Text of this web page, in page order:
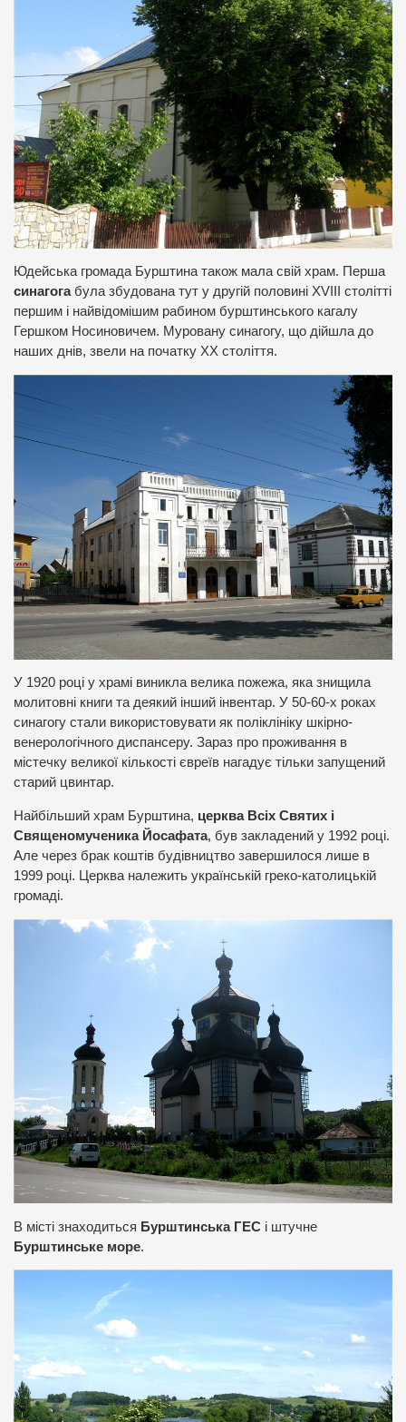
Юдейська громада Бурштина також мала свій храм. Перша
синагога була збудована тут у другій половині XVIII столітті
першим і найвідомішим рабином бурштинського кагалу
Гершком Носиновичем. Муровану синагогу, що дійшла до
наших днів, звели на початку ХХ століття.
У 1920 році у храмі виникла велика пожежа, яка знищила
молитовні книги та деякий інший інвентар. У 50-60-х роках
синагогу стали використовувати як поліклініку шкірно-
венерологічного диспансеру. Зараз про проживання в
містечку великої кількості євреїв нагадує тільки запущений
старий цвинтар.
Найбільший храм Бурштина, церква Всіх Святих і
Священомученика Йосафата, був закладений у 1992 році.
Але через брак коштів будівництво завершилося лише в
1999 році. Церква належить українській греко-католицькій
громаді.
В місті знаходиться Бурштинська ГЕС і штучне
Бурштинське море.